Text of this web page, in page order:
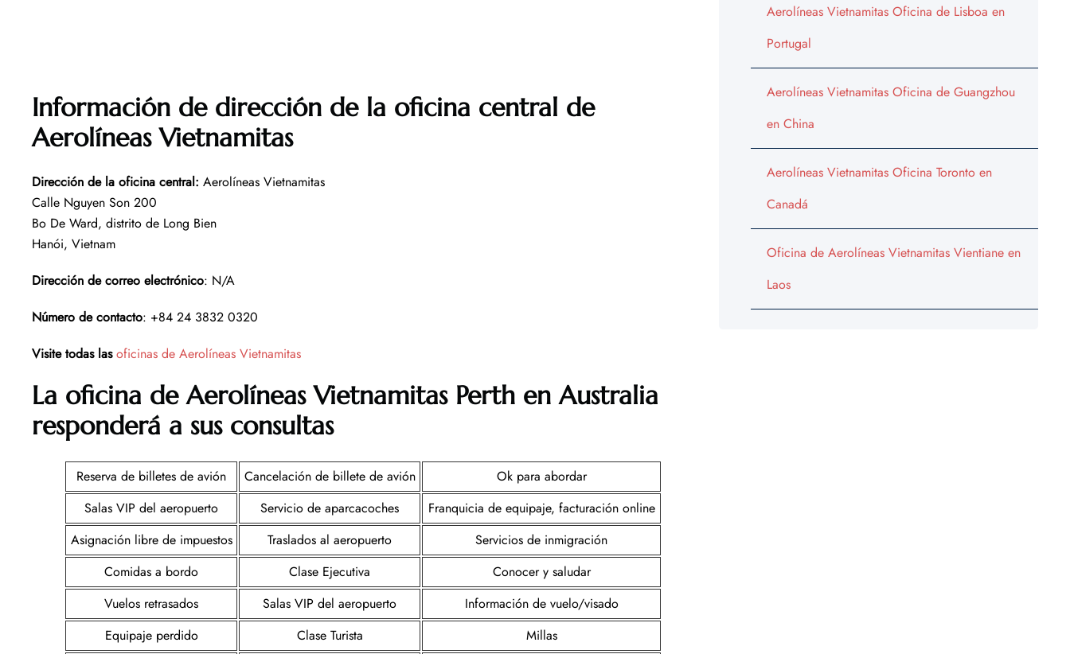
Información de dirección de la oficina central de
Aerolíneas Vietnamitas
Dirección de la oficina central: Aerolíneas Vietnamitas
Calle Nguyen Son 200
Bo De Ward, distrito de Long Bien
Hanói, Vietnam
Dirección de correo electrónico: N/A
Número de contacto: +84 24 3832 0320
Visite todas las oficinas de Aerolíneas Vietnamitas
La oficina de Aerolíneas Vietnamitas Perth en Australia
responderá a sus consultas
Reserva de billetes de avión Cancelación de billete de avión
Ok para abordar
Salas VIP del aeropuerto
Servicio de aparcacoches
Franquicia de equipaje, facturación online
Asignación libre de impuestos
Traslados al aeropuerto
Servicios de inmigración
Comidas a bordo
Clase Ejecutiva
Conocer y saludar
Vuelos retrasados
Salas VIP del aeropuerto
Información de vuelo/visado
Equipaje perdido
Clase Turista
Millas
Aerolíneas Vietnamitas Oficina de Lisboa en
Portugal
Aerolíneas Vietnamitas Oficina de Guangzhou
en China
Aerolíneas Vietnamitas Oficina Toronto en
Canadá
Oficina de Aerolíneas Vietnamitas Vientiane en
Laos